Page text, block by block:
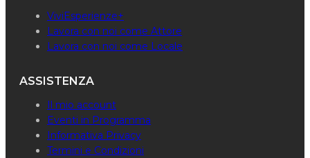
ViviEsperienze+
Lavora con noi come Attore
Lavora con noi come Locale
ASSISTENZA
Il mio account
Eventi in Programma
Informativa Privacy
Termini e Condizioni